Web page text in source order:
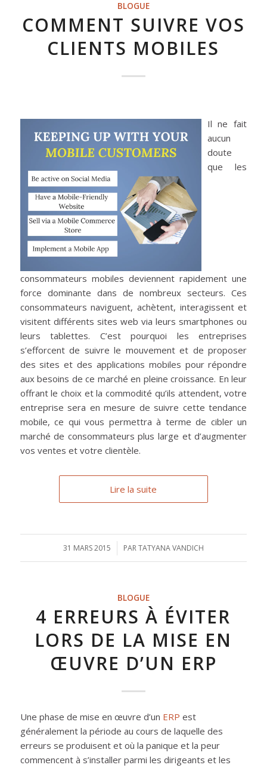
BLOGUE
COMMENT SUIVRE VOS
CLIENTS MOBILES
Il ne fait
aucun
doute
que les
consommateurs mobiles deviennent rapidement une
force dominante dans de nombreux secteurs. Ces
consommateurs naviguent, achètent, interagissent et
visitent différents sites web via leurs smartphones ou
leurs tablettes. C’est pourquoi les entreprises
s’efforcent de suivre le mouvement et de proposer
des sites et des applications mobiles pour répondre
aux besoins de ce marché en pleine croissance. En leur
offrant le choix et la commodité qu’ils attendent, votre
entreprise sera en mesure de suivre cette tendance
mobile, ce qui vous permettra à terme de cibler un
marché de consommateurs plus large et d’augmenter
vos ventes et votre clientèle.
Lire la suite
31 MARS 2015
/ PARTATYANA VANDICH
BLOGUE
4 ERREURS À ÉVITER
LORS DE LA MISE EN
ŒUVRE D’UN ERP
Une phase de mise en œuvre d’un ERP est
généralement la période au cours de laquelle des
erreurs se produisent et où la panique et la peur
commencent à s’installer parmi les dirigeants et les